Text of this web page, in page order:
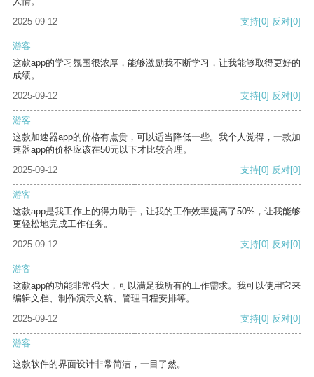
2025-09-12
支持[0] 反对[0]
游客
这款app的学习氛围很浓厚，能够激励我不断学习，让我能够取得更好的
成绩。
2025-09-12
支持[0] 反对[0]
游客
这款加速器app的价格有点贵，可以适当降低一些。我个人觉得，一款加
速器app的价格应该在50元以下才比较合理。
2025-09-12
支持[0] 反对[0]
游客
这款app是我工作上的得力助手，让我的工作效率提高了50%，让我能够
更轻松地完成工作任务。
2025-09-12
支持[0] 反对[0]
游客
这款app的功能非常强大，可以满足我所有的工作需求。我可以使用它来
编辑文档、制作演示文稿、管理日程安排等。
2025-09-12
支持[0] 反对[0]
游客
这款软件的界面设计非常简洁，一目了然。